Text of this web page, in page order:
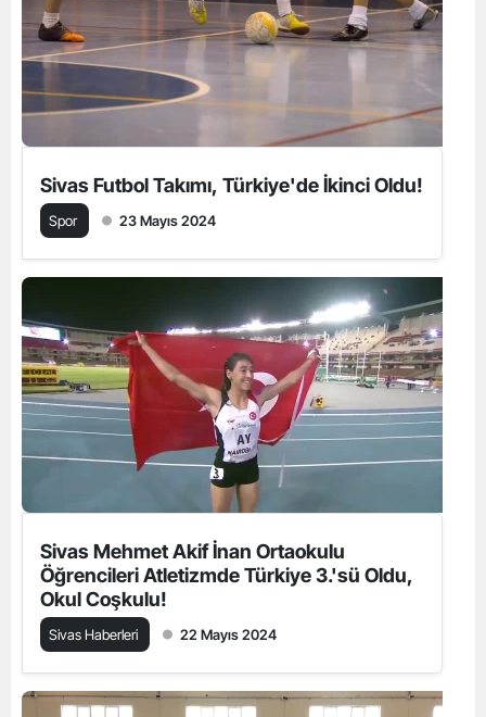
Sivas Futbol Takımı, Türkiye'de İkinci Oldu!
Spor 23 Mayıs 2024
Sivas Mehmet Akif İnan Ortaokulu
Öğrencileri Atletizmde Türkiye 3.'sü Oldu,
Okul Coşkulu!
Sivas Haberleri 22 Mayıs 2024